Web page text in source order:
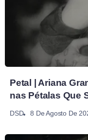
Petal | Ariana
nas Pétalas Que
DSD 8 De Agosto De